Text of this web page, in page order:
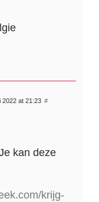
2022 at 21:23 #
kan deze
krijg-